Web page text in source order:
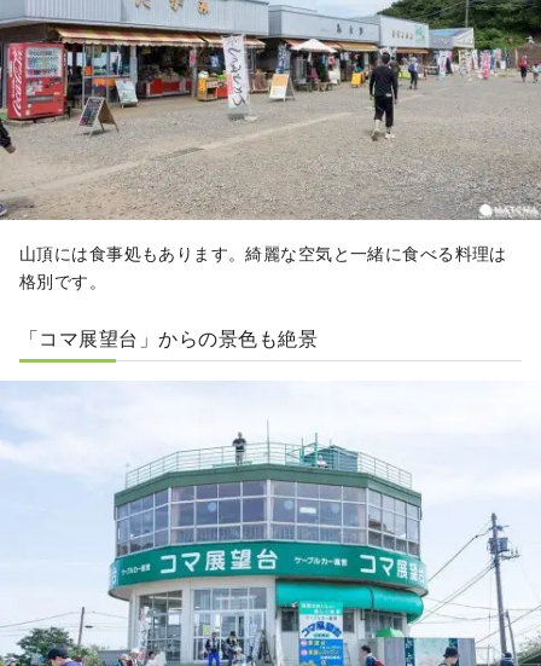
山頂には食事処もあります。綺麗な空気と一緒に食べる料理は
格別です。
「コマ展望台」からの景色も絶景